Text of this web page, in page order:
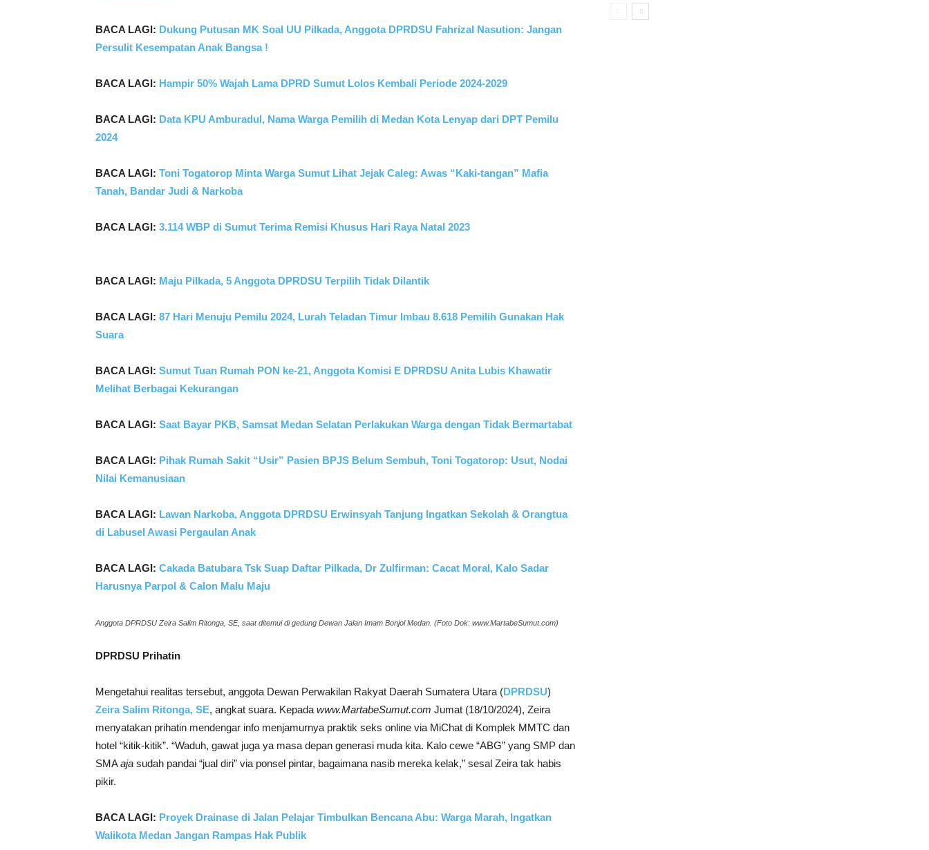
BACA LAGI: Dukung Putusan MK Soal UU Pilkada, Anggota DPRDSU Fahrizal Nasution: Jangan
Persulit Kesempatan Anak Bangsa !
BACA LAGI: Hampir 50% Wajah Lama DPRD Sumut Lolos Kembali Periode 2024-2029
BACA LAGI: Data KPU Amburadul, Nama Warga Pemilih di Medan Kota Lenyap dari DPT Pemilu
2024
BACA LAGI: Toni Togatorop Minta Warga Sumut Lihat Jejak Caleg: Awas “Kaki-tangan” Mafia
Tanah, Bandar Judi & Narkoba
BACA LAGI: 3.114 WBP di Sumut Terima Remisi Khusus Hari Raya Natal 2023
BACA LAGI: Maju Pilkada, 5 Anggota DPRDSU Terpilih Tidak Dilantik
BACA LAGI: 87 Hari Menuju Pemilu 2024, Lurah Teladan Timur Imbau 8.618 Pemilih Gunakan Hak
Suara
BACA LAGI: Sumut Tuan Rumah PON ke-21, Anggota Komisi E DPRDSU Anita Lubis Khawatir
Melihat Berbagai Kekurangan
BACA LAGI: Saat Bayar PKB, Samsat Medan Selatan Perlakukan Warga dengan Tidak Bermartabat
BACA LAGI: Pihak Rumah Sakit “Usir” Pasien BPJS Belum Sembuh, Toni Togatorop: Usut, Nodai
Nilai Kemanusiaan
BACA LAGI: Lawan Narkoba, Anggota DPRDSU Erwinsyah Tanjung Ingatkan Sekolah & Orangtua
di Labusel Awasi Pergaulan Anak
BACA LAGI: Cakada Batubara Tsk Suap Daftar Pilkada, Dr Zulfirman: Cacat Moral, Kalo Sadar
Harusnya Parpol & Calon Malu Maju
Anggota DPRDSU Zeira Salim Ritonga, SE, saat ditemui di gedung Dewan Jalan Imam Bonjol Medan. (Foto Dok: www.MartabeSumut.com)
DPRDSU Prihatin
Mengetahui realitas tersebut, anggota Dewan Perwakilan Rakyat Daerah Sumatera Utara (DPRDSU)
Zeira Salim Ritonga, SE, angkat suara. Kepada www.MartabeSumut.com Jumat (18/10/2024), Zeira
menyatakan prihatin mendengar info menjamurnya praktik seks online via MiChat di Komplek MMTC dan
hotel “kitik-kitik”. “Waduh, gawat juga ya masa depan generasi muda kita. Kalo cewe “ABG” yang SMP dan
SMAaja sudah pandai “jual diri” via ponsel pintar, bagaimana nasib mereka kelak,” sesal Zeira tak habis
pikir.
BACA LAGI: Proyek Drainase di Jalan Pelajar Timbulkan Bencana Abu: Warga Marah, Ingatkan
Walikota Medan Jangan Rampas Hak Publik